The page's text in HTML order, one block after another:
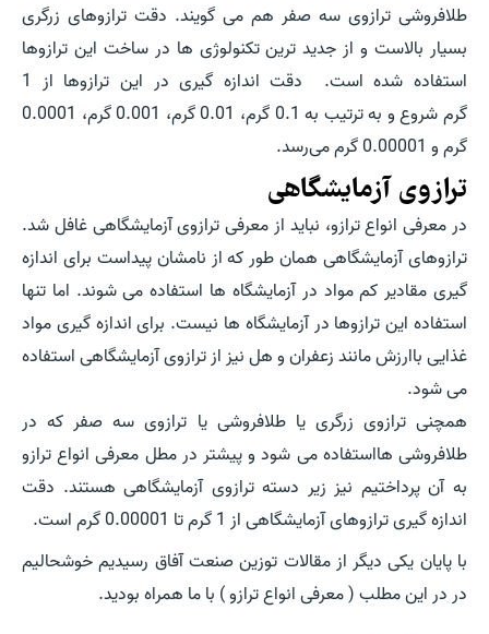
طلافروشی ترازوی سه صفر هم می گویند. دقت ترازوهای زرگری
بسیار بالاست و از جدید ترین تکنولوژی ها در ساخت این ترازوها
استفاده شده است. دقت اندازه گیری در این ترازوها از 1
گرم شروع و به ترتیب به 0.1 گرم، 0.01 گرم، 0.001 گرم، 0.0001
گرم و 0.00001 گرم می‌رسد.
ترازوی آزمایشگاهی
در معرفی انواع ترازو، نباید از معرفی ترازوی آزمایشگاهی غافل شد.
ترازوهای آزمایشگاهی همان طور که از نامشان پیداست برای اندازه
گیری مقادیر کم مواد در آزمایشگاه ها استفاده می شوند. اما تنها
استفاده این ترازوها در آزمایشگاه ها نیست. برای اندازه گیری مواد
غذایی باارزش مانند زعفران و هل نیز از ترازوی آزمایشگاهی استفاده
می شود.
همچنی ترازوی زرگری یا طلافروشی یا ترازوی سه صفر که در
طلافروشی هااستفاده می شود و پیشتر در مطل معرفی انواع ترازو
به آن پرداختیم نیز زیر دسته ترازوی آزمایشگاهی هستند. دقت
اندازه گیری ترازوهای آزمایشگاهی از 1 گرم تا 0.00001 گرم است.
با پایان یکی دیگر از مقالات توزین صنعت آفاق رسیدیم خوشحالیم
در در این مطلب ( معرفی انواع ترازو ) با ما همراه بودید.